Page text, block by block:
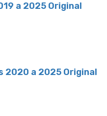
a 2025 Original
2020 a 2025 Original